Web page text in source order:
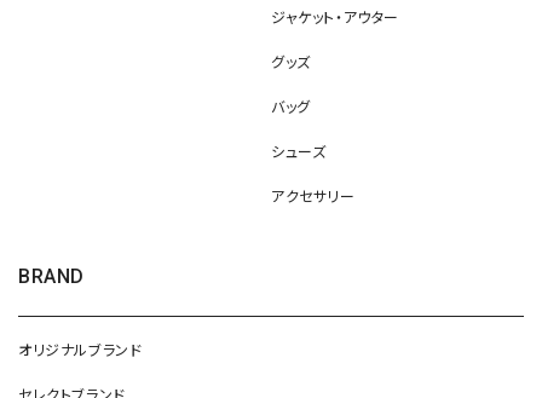
ジャケット・アウター
グッズ
バッグ
シューズ
アクセサリー
BRAND
オリジナルブランド